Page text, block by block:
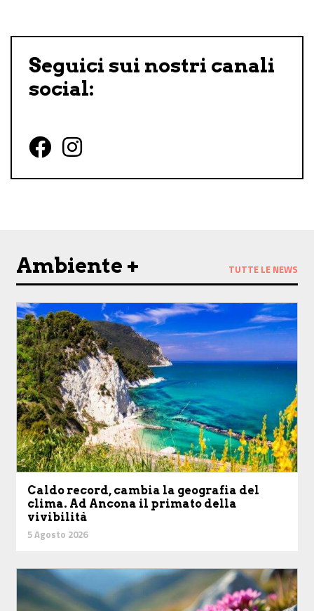
Seguici sui nostri canali
social:
Follow us on Facebook
Follow us on Instagram
Ambiente + TUTTE LE NEWS
Caldo record, cambia la geografia del
clima. Ad Ancona il primato della
vivibilità
5 Agosto 2026